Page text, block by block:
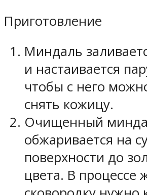
Приготовление
Миндаль
и настаивается
чтобы с него
снять кожицу.
Очищенный
обжаривается на
поверхности до
цвета. В процессе